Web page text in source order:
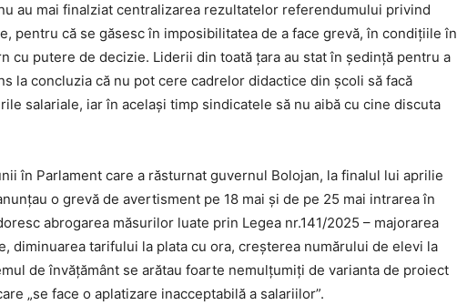
au mai finalziat centralizarea rezultatelor referendumului privind
pentru că se găsesc în imposibilitatea de a face grevă, în condițiile în
cu putere de decizie. Liderii din toată țara au stat în ședință pentru a
la concluzia că nu pot cere cadrelor didactice din școli să facă
salariale, iar în același timp sindicatele să nu aibă cu cine discuta
în Parlament care a răsturnat guvernul Bolojan, la finalul lui aprilie
o grevă de avertisment pe 18 mai și de pe 25 mai intrarea în
abrogarea măsurilor luate prin Legea nr.141/2025 – majorarea
diminuarea tarifului la plata cu ora, creșterea numărului de elevi la
de învățământ se arătau foarte nemulțumiți de varianta de proiect
„se face o aplatizare inacceptabilă a salariilor”.